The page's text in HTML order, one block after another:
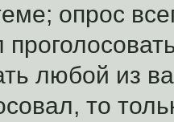
опрос
любой из
то